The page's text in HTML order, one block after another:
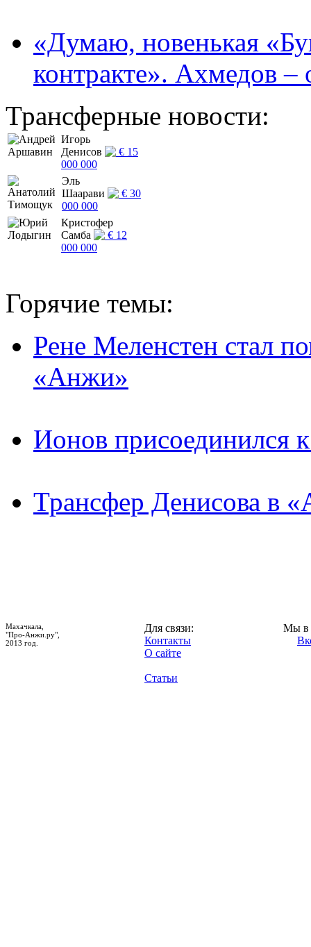
«Думаю, новенькая
контракте». Ахмедов
Трансферные новости:
Игорь
Денисов
€ 15
000 000
Эль
Шаарави
€ 30
000 000
Кристофер
Самба
€ 12
000 000
Горячие темы:
Рене Меленстен стал
«Анжи»
Ионов присоединился
Трансфер Денисова в
Махачкала,
"Про-Анжи.ру",
2013 год.
Для связи:
Контакты
О сайте
Статьи
Мы в